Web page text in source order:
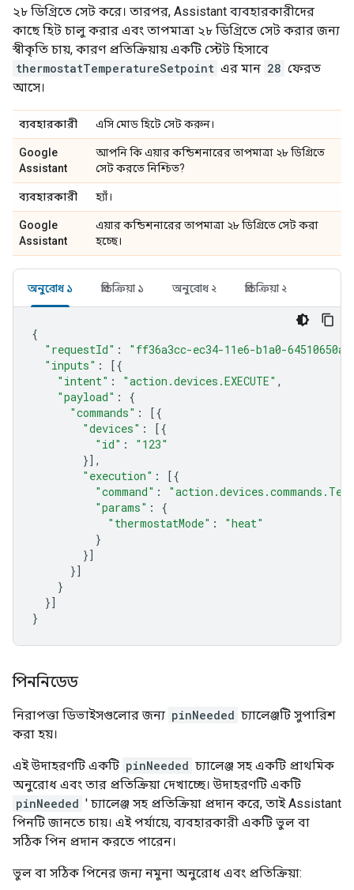
২৮ ডিগ্রিতে সেট করে। তারপর, Assistant ব্যবহারকারীদের
কাছে হিট চালু করার এবং তাপমাত্রা ২৮ ডিগ্রিতে সেট করার জন্য
স্বীকৃতি চায়, কারণ প্রতিক্রিয়ায় একটি স্টেট হিসাবে
thermostatTemperatureSetpoint এর মান 28 ফেরত
আসে।
ব্যবহারকারী এসি মোড হিটে সেট করুন।
Google
Assistant
আপনি কি এয়ার কন্ডিশনারের তাপমাত্রা ২৮ ডিগ্রিতে
সেট করতে নিশ্চিত?
ব্যবহারকারী হ্যাঁ।
Google
Assistant
এয়ার কন্ডিশনারের তাপমাত্রা ২৮ ডিগ্রিতে সেট করা
হচ্ছে।
অনুরোধ ১ প্রতিক্রিয়া ১ অনুরোধ ২ প্রতিক্রিয়া ২
{
"requestId" :
"ff36a3cc-ec34-11e6-b1a0-
"inputs" :
[{
"intent" : "action.devices.EXECUTE" ,
"payload" :
{
"commands" :
[{
"devices" :
[{
"id" :
"123"
}],
"execution" :
[{
"command" :
"params" :
{
"thermostatMode" :
"heat"
}
}]
}]
}
}]
}
পিননিডেড
নিরাপত্তা ডিভাইসগুলোর জন্য pinNeeded চ্যালেঞ্জটি সুপারিশ
করা হয়।
এই উদাহরণটি একটি pinNeeded চ্যালেঞ্জ সহ একটি প্রাথমিক
অনুরোধ এবং তার প্রতিক্রিয়া দেখাচ্ছে। উদাহরণটি একটি
pinNeeded ' চ্যালেঞ্জ সহ প্রতিক্রিয়া প্রদান করে, তাইAssistant
পিনটি জানতে চায়। এই পর্যায়ে, ব্যবহারকারী একটি ভুল বা
সঠিক পিন প্রদান করতে পারেন।
ভুল বা সঠিক পিনের জন্য নমুনা অনুরোধ এবং প্রতিক্রিয়া: